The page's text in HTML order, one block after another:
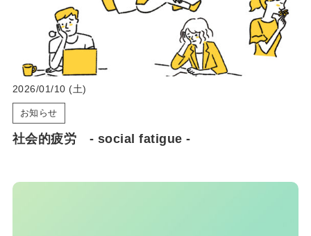
2026/01/10 (土)
お知らせ
社会的疲労 ‐ social fatigue ‐